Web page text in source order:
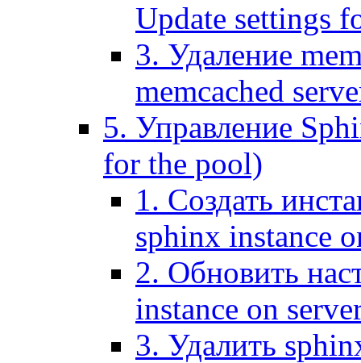
Update settings
3. Удаление
memcached
5. Управление
for the pool)
1. Создать
sphinx instance
2. Обновить
instance on
3. Удалить